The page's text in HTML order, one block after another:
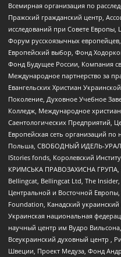
Всемирная организация по
Пражский гражданский центр,
исследований при Совете Европы,
Форум русскоязычных
Европейский выбор, Фонд
Фонд Будущее России, Компания
Международное партнерство за
Евангельских Христиан
Поколение, Духовное Учебное
Колледж, Международное
Саентологических Предприятий,
Европейская сеть организаций
Польша, СВОБОДНЫЙ ИДЕЛЬ-УРАЛ,
IStories fonds, Королевский
КРИМСЬКА ПРАВОЗАХИСНА ГРУПА,
Bellingcat, Bellingcat Ltd, The
Центральной и Восточной
Foundation, Канадский
Украинская национальная
научный центр им Вудро
Всеукраинский духовный центр ,
Швеции, Проект Медуза, Фонд